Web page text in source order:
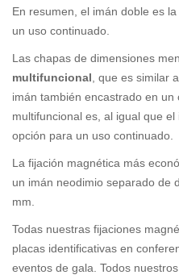
En resumen, el imán doble es
un uso continuado.
Las chapas de dimensiones
multifuncional , que es similar
imán también encastrado en
multifuncional es, al igual que
opción para un uso continuado.
La fijación magnética más
un imán neodimio separado de
mm.
Todas nuestras fijaciones
placas identificativas en
eventos de gala. Todos